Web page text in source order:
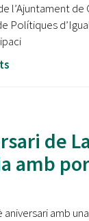
l’Ajuntament de
Polítiques
de La
amb
amb